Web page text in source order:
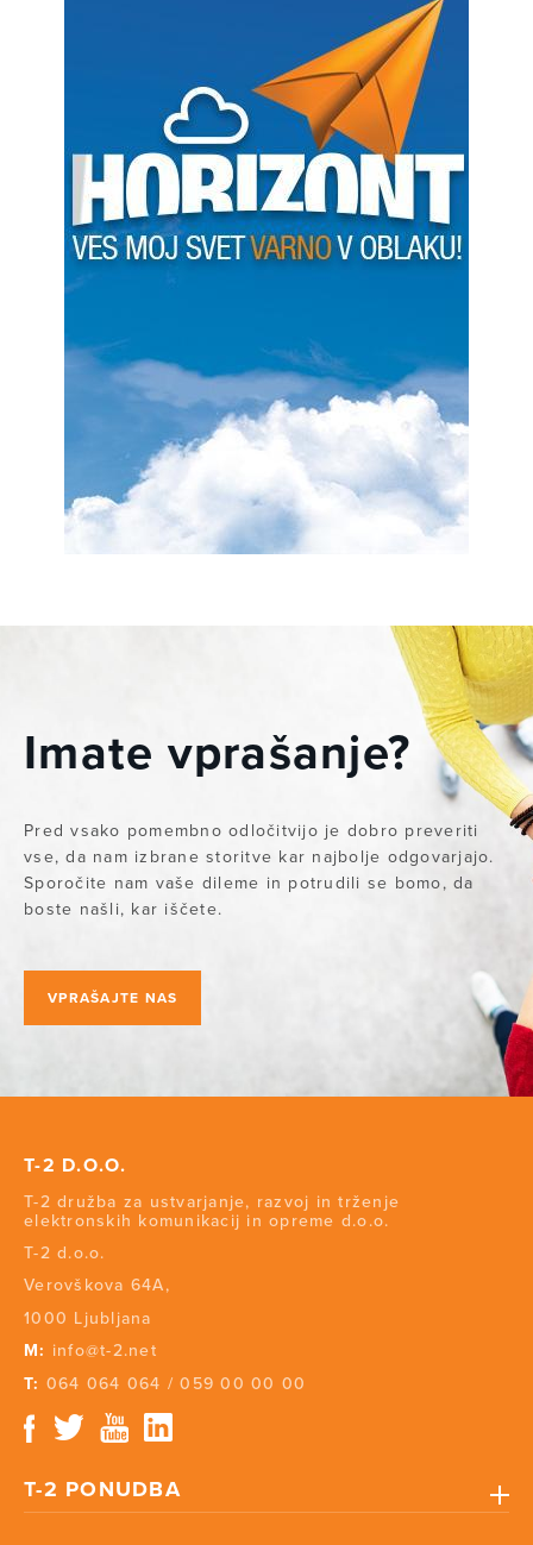
Imate vprašanje?
Pred vsako pomembno odločitvijo je dobro preveriti
vse, da nam izbrane storitve kar najbolje odgovarjajo.
Sporočite nam vaše dileme in potrudili se bomo, da
boste našli, kar iščete.
VPRAŠAJTE NAS
T-2 D.O.O.
T-2 družba za ustvarjanje, razvoj in trženje
elektronskih komunikacij in opreme d.o.o.
T-2 d.o.o.
Verovškova 64A,
1000 Ljubljana
M: info@t-2.net
T: 064 064 064 /059 00 00 00
T-2 PONUDBA